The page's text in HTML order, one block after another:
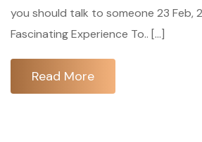
you should talk to someone 23 Feb,
Fascinating Experience To.. […]
Read More